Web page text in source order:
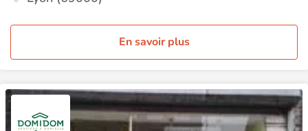
En savoir plus